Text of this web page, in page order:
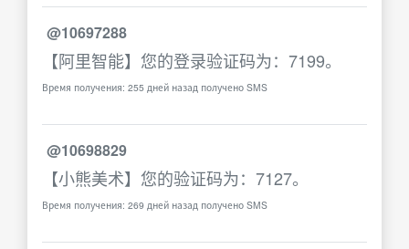
@10697288
【阿里智能】您的登录验证码为：7199。
Время получения: 255 дней назад получено SMS
@10698829
【小熊美术】您的验证码为：7127。
Время получения: 269 дней назад получено SMS